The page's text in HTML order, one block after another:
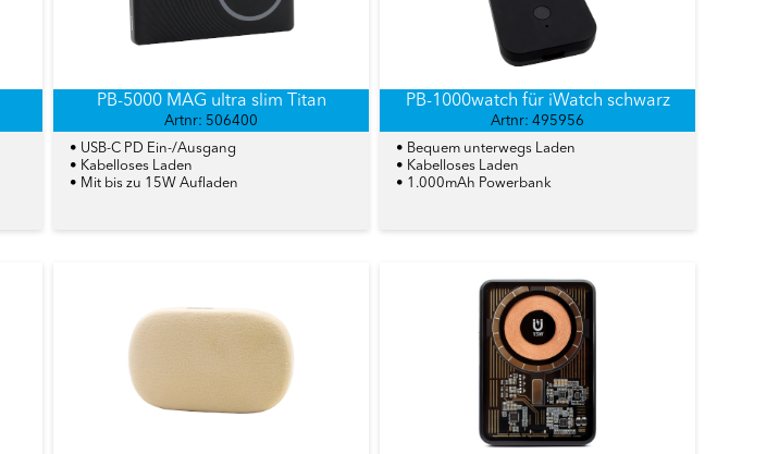
PB-1000watch für iWatch schwarz
Artnr: 495956
• Bequem unterwegs Laden
• Kabelloses Laden
• 1.000mAh Powerbank
PB-5000 MAG ultra slim Titan
Artnr: 506400
• USB-C PD Ein-/Ausgang
• Kabelloses Laden
• Mit bis zu 15W Aufladen